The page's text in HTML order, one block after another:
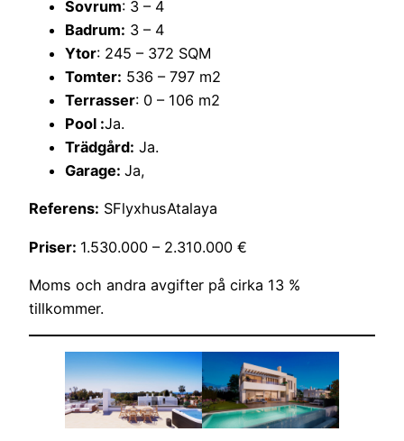
Sovrum: 3 – 4
Badrum: 3 – 4
Ytor: 245 – 372 SQM
Tomter: 536 – 797 m2
Terrasser: 0 – 106 m2
Pool :Ja.
Trädgård: Ja.
Garage: Ja,
Referens: SFlyxhusAtalaya
Priser: 1.530.000 – 2.310.000 €
Moms och andra avgifter på cirka 13 %
tillkommer.